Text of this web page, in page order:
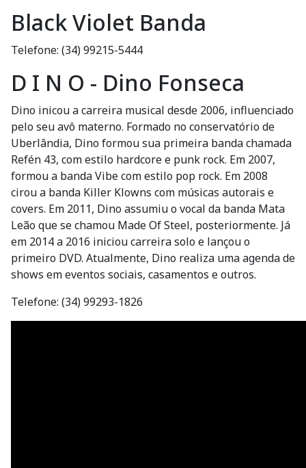
Black Violet Banda
Telefone: (34) 99215-5444
D I N O - Dino Fonseca
Dino inicou a carreira musical desde 2006, influenciado
pelo seu avô materno. Formado no conservatório de
Uberlândia, Dino formou sua primeira banda chamada
Refén 43, com estilo hardcore e punk rock. Em 2007,
formou a banda Vibe com estilo pop rock. Em 2008
cirou a banda Killer Klowns com músicas autorais e
covers. Em 2011, Dino assumiu o vocal da banda Mata
Leão que se chamou Made Of Steel, posteriormente. Já
em 2014 a 2016 iniciou carreira solo e lançou o
primeiro DVD. Atualmente, Dino realiza uma agenda de
shows em eventos sociais, casamentos e outros.
Telefone: (34) 99293-1826